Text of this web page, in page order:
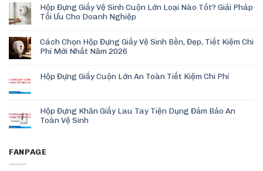
Hộp Đựng Giấy Vệ Sinh Cuộn Lớn Loại Nào Tốt? Giải Pháp
Tối Ưu Cho Doanh Nghiệp
Cách Chọn Hộp Đựng Giấy Vệ Sinh Bền, Đẹp, Tiết Kiệm Chi
Phí Mới Nhất Năm 2026
Hộp Đựng Giấy Cuộn Lớn An Toàn Tiết Kiệm Chi Phí
Hộp Đựng Khăn Giấy Lau Tay Tiện Dụng Đảm Bảo An
Toàn Vệ Sinh
FANPAGE